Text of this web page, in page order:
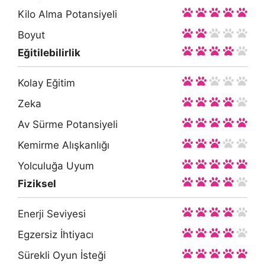
Kilo Alma Potansiyeli
Boyut
Eğitilebilirlik
Kolay Eğitim
Zeka
Av Sürme Potansiyeli
Kemirme Alışkanlığı
Yolculuğa Uyum
Fiziksel
Enerji Seviyesi
Egzersiz İhtiyacı
Sürekli Oyun İsteği